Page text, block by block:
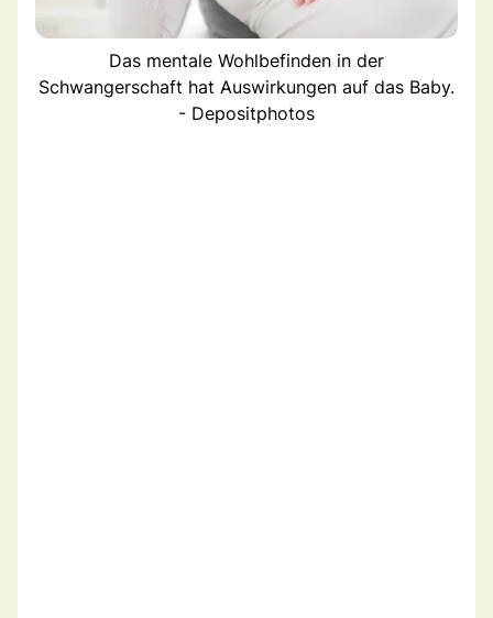
Das mentale Wohlbefinden in der
Schwangerschaft hat Auswirkungen auf das Baby.
- Depositphotos